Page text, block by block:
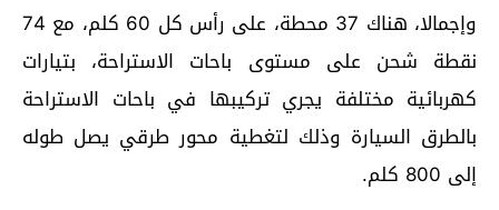
وإجمالا، هناك 37 محطة، على رأس كل 60 كلم، مع 74
نقطة شحن على مستوى باحات الاستراحة، بتيارات
كهربائية مختلفة يجري تركيبها في باحات الاستراحة
بالطرق السيارة وذلك لتغطية محور طرقي يصل طوله
إلى 800 كلم.